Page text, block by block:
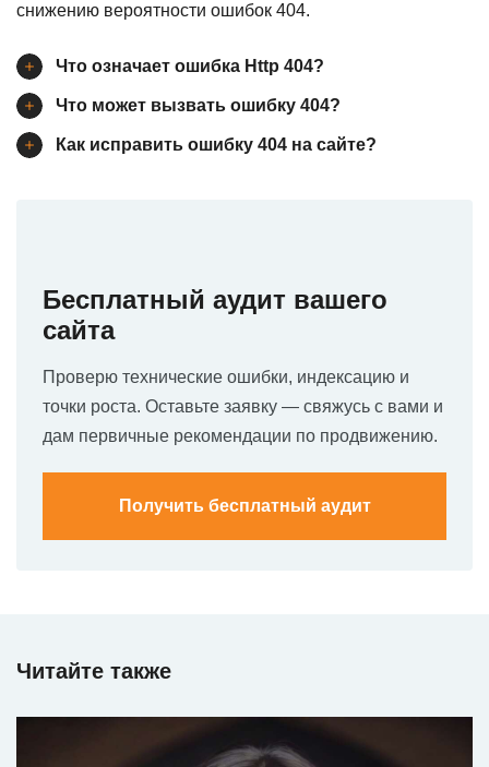
снижению вероятности ошибок 404.
Что означает ошибка Http 404?
Что может вызвать ошибку 404?
Как исправить ошибку 404 на сайте?
Бесплатный аудит вашего
сайта
Проверю технические ошибки, индексацию и
точки роста. Оставьте заявку — свяжусь с вами и
дам первичные рекомендации по продвижению.
Получить бесплатный аудит
Читайте также